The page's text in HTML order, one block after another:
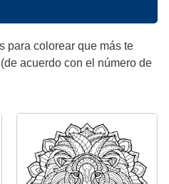
para colorear que más te
acuerdo con el número de